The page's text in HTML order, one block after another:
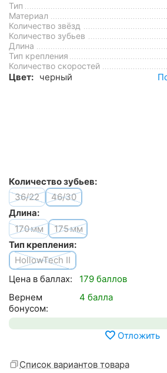
Тип
Материал
Количество звёзд
Количество зубьев
Длина
Тип крепления
Количество скоростей
Цвет: черный
Количество зубьев:
36/22
46/30
Длина:
170мм 175мм
Тип крепления:
HollowTech II
Цена в баллах:
179 баллов
Вернем
бонусом:
4 балла
Отложить
Список вариантов товара